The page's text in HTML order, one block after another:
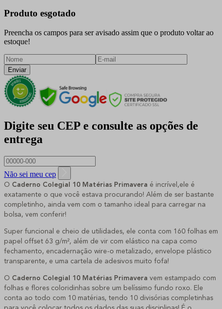
Produto esgotado
Preencha os campos para ser avisado assim que o produto voltar ao
estoque!
Enviar
Digite seu CEP e consulte as opções de
entrega
Não sei meu cep
O Caderno Colegial 10 Matérias Primavera é incrível,ele é
exatamente o que você estava procurando! Além de ser bastante
completinho, ainda vem com o tamanho ideal para carregar na
bolsa, vem conferir!
Super funcional e cheio de utilidades, ele conta com 160 folhas em
papel offset 63 g/m², além de vir com elástico na capa como
fechamento, encadernação wire-o metalizado, envelope plástico
transparente, e uma cartela de adesivos muito fofa!
O Caderno Colegial 10 Matérias Primavera vem estampado com
folhas e flores coloridinhas sobre um belíssimo fundo roxo. Ele
conta ao todo com 10 matérias, tendo 10 divisórias completinhas